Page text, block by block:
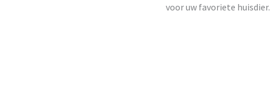
voor uw favoriete huisdier.